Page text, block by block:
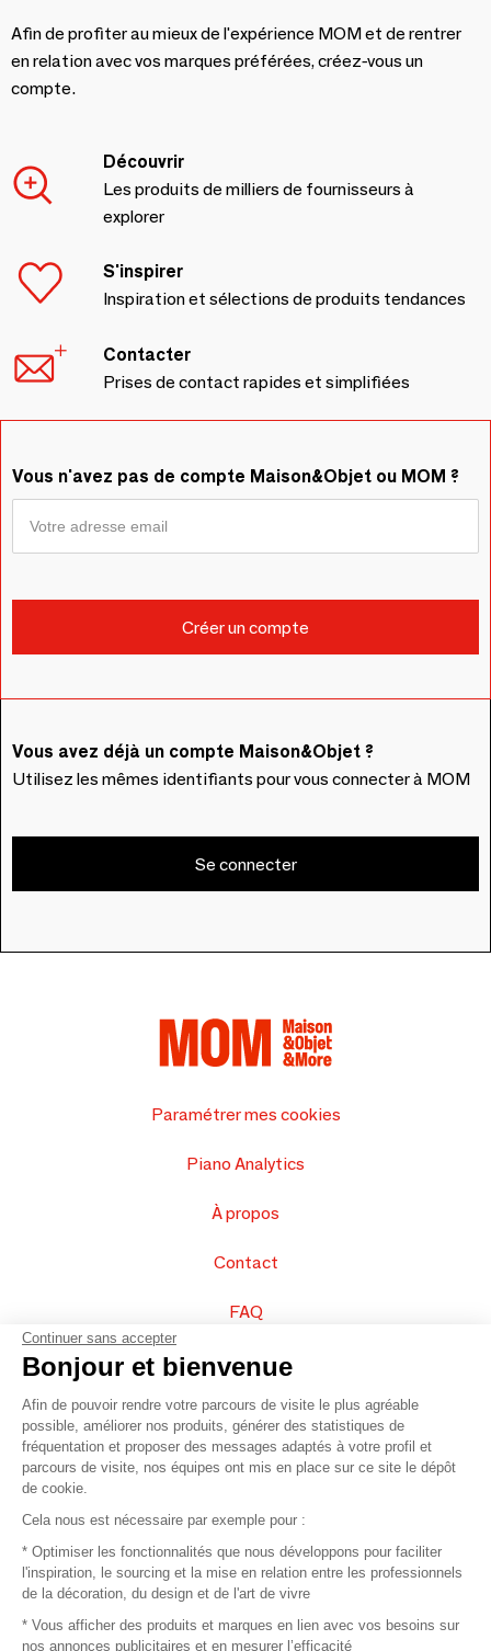
Afin de profiter au mieux de l'expérience MOM et de rentrer
en relation avec vos marques préférées, créez-vous un
compte.
Découvrir
Les produits de milliers de fournisseurs à
explorer
S'inspirer
Inspiration et sélections de produits tendances
Contacter
Prises de contact rapides et simplifiées
Vous n'avez pas de compte Maison&Objet ou MOM ?
Vous avez déjà un compte Maison&Objet ?
Utilisez les mêmes identifiants pour vous connecter à MOM
Se connecter
Paramétrer mes cookies
Piano Analytics
À propos
Contact
FAQ
Vendez vos produits
Plan du site
© 2016 –Organisation SAFI
Recrutement
Continuer sans accepter
Bonjour et bienvenue
Afin de pouvoir rendre votre parcours de visite le plus agréable
possible, améliorer nos produits, générer des statistiques de
fréquentation et proposer des messages adaptés à votre profil et
parcours de visite, nos équipes ont mis en place sur ce site le dépôt
de cookie.
Cela nous est nécessaire par exemple pour :
* Optimiser les fonctionnalités que nous développons pour faciliter
l'inspiration, le sourcing et la mise en relation entre les professionnels
de la décoration, du design et de l'art de vivre
* Vous afficher des produits et marques en lien avec vos besoins sur
nos annonces publicitaires et en mesurer l’efficacité